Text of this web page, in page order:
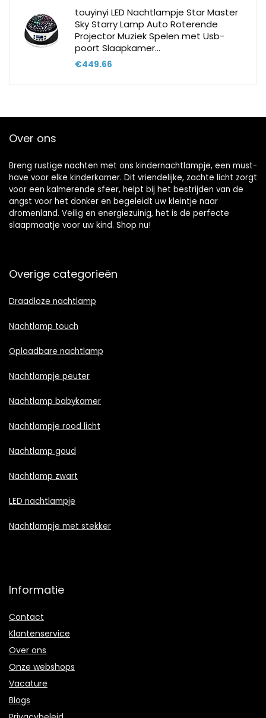
touyinyi LED Nachtlampje Star Master
Sky Starry Lamp Auto Roterende
Projector Muziek Spelen met Usb-
poort Slaapkamer…
€449.66
Over ons
Breng rustige nachten met ons kindernachtlampje, een must-
have voor elke kinderkamer. Dit vriendelijke, zachte licht zorgt
voor een kalmerende sfeer, helpt bij het bestrijden van de
angst voor het donker en begeleidt uw kleintje naar
dromenland. Veilig en energiezuinig, het is de perfecte
slaapmaatje voor uw kind. Shop nu!
Overige categorieën
Draadloze nachtlamp
Nachtlamp touch
Oplaadbare nachtlamp
Nachtlampje peuter
Nachtlamp babykamer
Nachtlampje rood licht
Nachtlamp goud
Nachtlamp zwart
LED nachtlampje
Nachtlampje met stekker
Informatie
Contact
Klantenservice
Over ons
Onze webshops
Vacature
Blogs